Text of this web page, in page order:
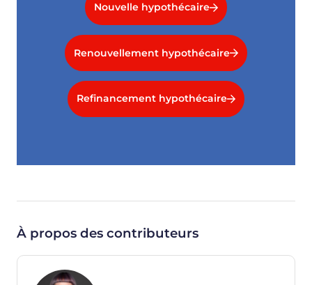
Nouvelle hypothécaire
Renouvellement hypothécaire
Refinancement hypothécaire
À propos des contributeurs